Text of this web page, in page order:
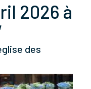
2026 à
des